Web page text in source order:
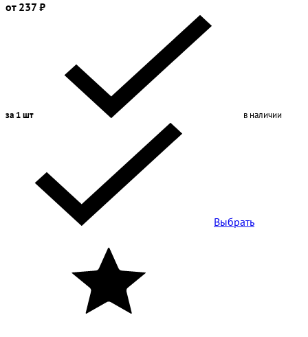
от 237 ₽
за 1 шт в наличии
Выбрать